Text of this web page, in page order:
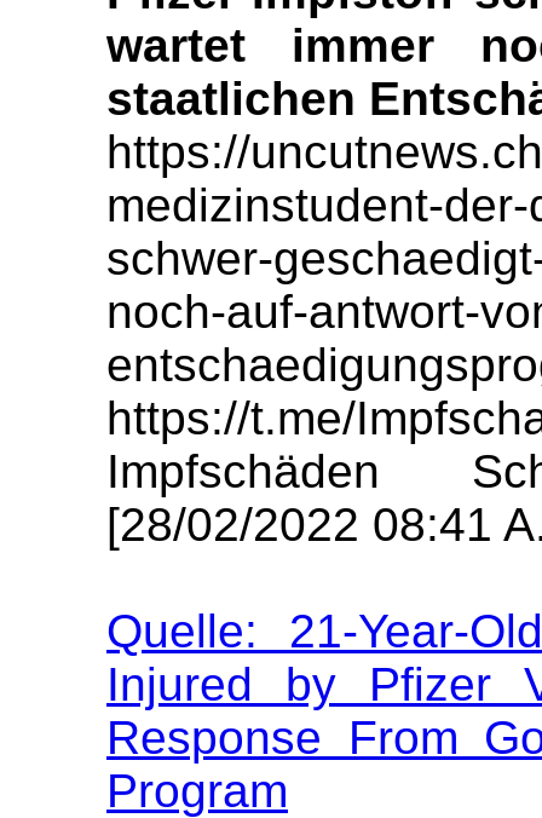
wartet immer
staatlichen
https://
medizinstudent-
schwer-
noch-auf-antwort-
https://t.me/
Impfschäden
[28/02/2022 08:41
Quelle: 21-Year-
Injured by Pfizer
Response From
Program